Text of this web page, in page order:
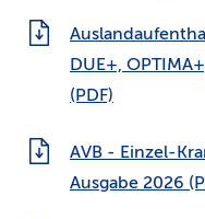
DUE+,
(PDF)
AVB - Einzel-
Ausgabe 2026